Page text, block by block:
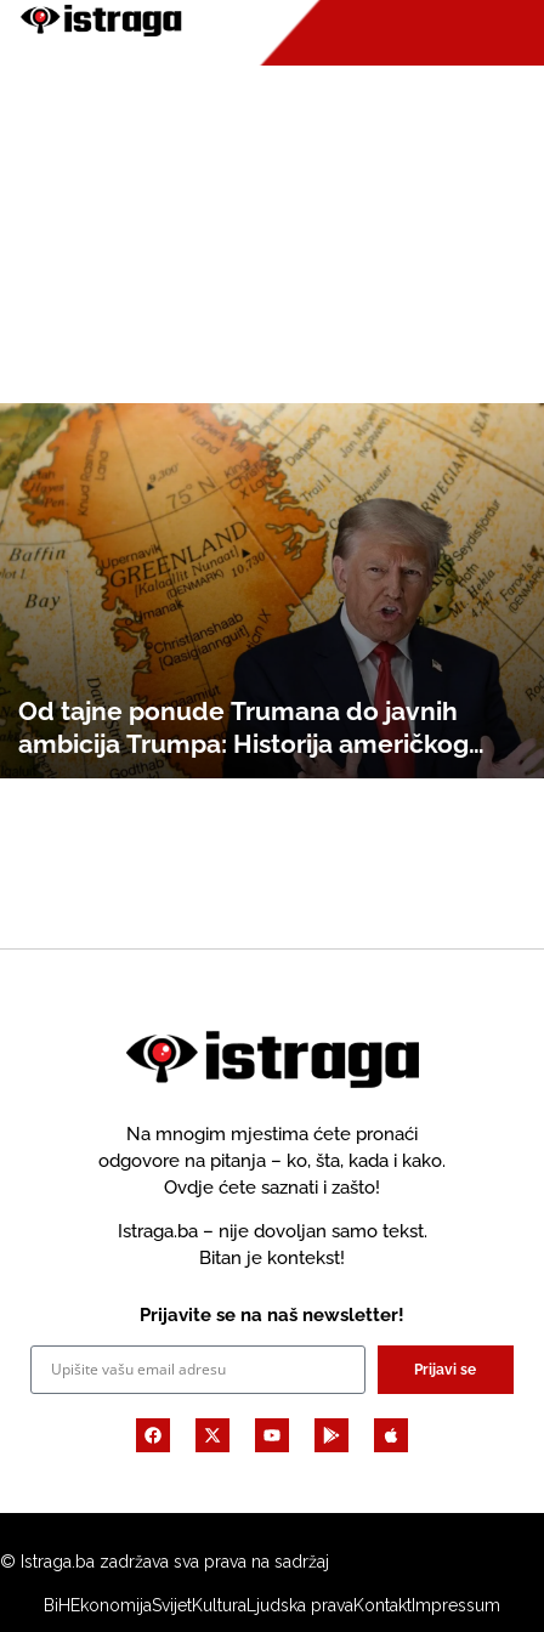
Od tajne ponude Trumana do javnih
ambicija Trumpa: Historija američkog
interesa za Grenland
Na mnogim mjestima ćete pronaći
odgovore na pitanja – ko, šta, kada i kako.
Ovdje ćete saznati i zašto!
Istraga.ba – nije dovoljan samo tekst.
Bitan je kontekst!
Prijavite se na naš newsletter!
Prijavi se
© Istraga.ba zadržava sva prava na sadržaj
BiHEkonomijaSvijetKulturaLjudska pravaKontaktImpressum